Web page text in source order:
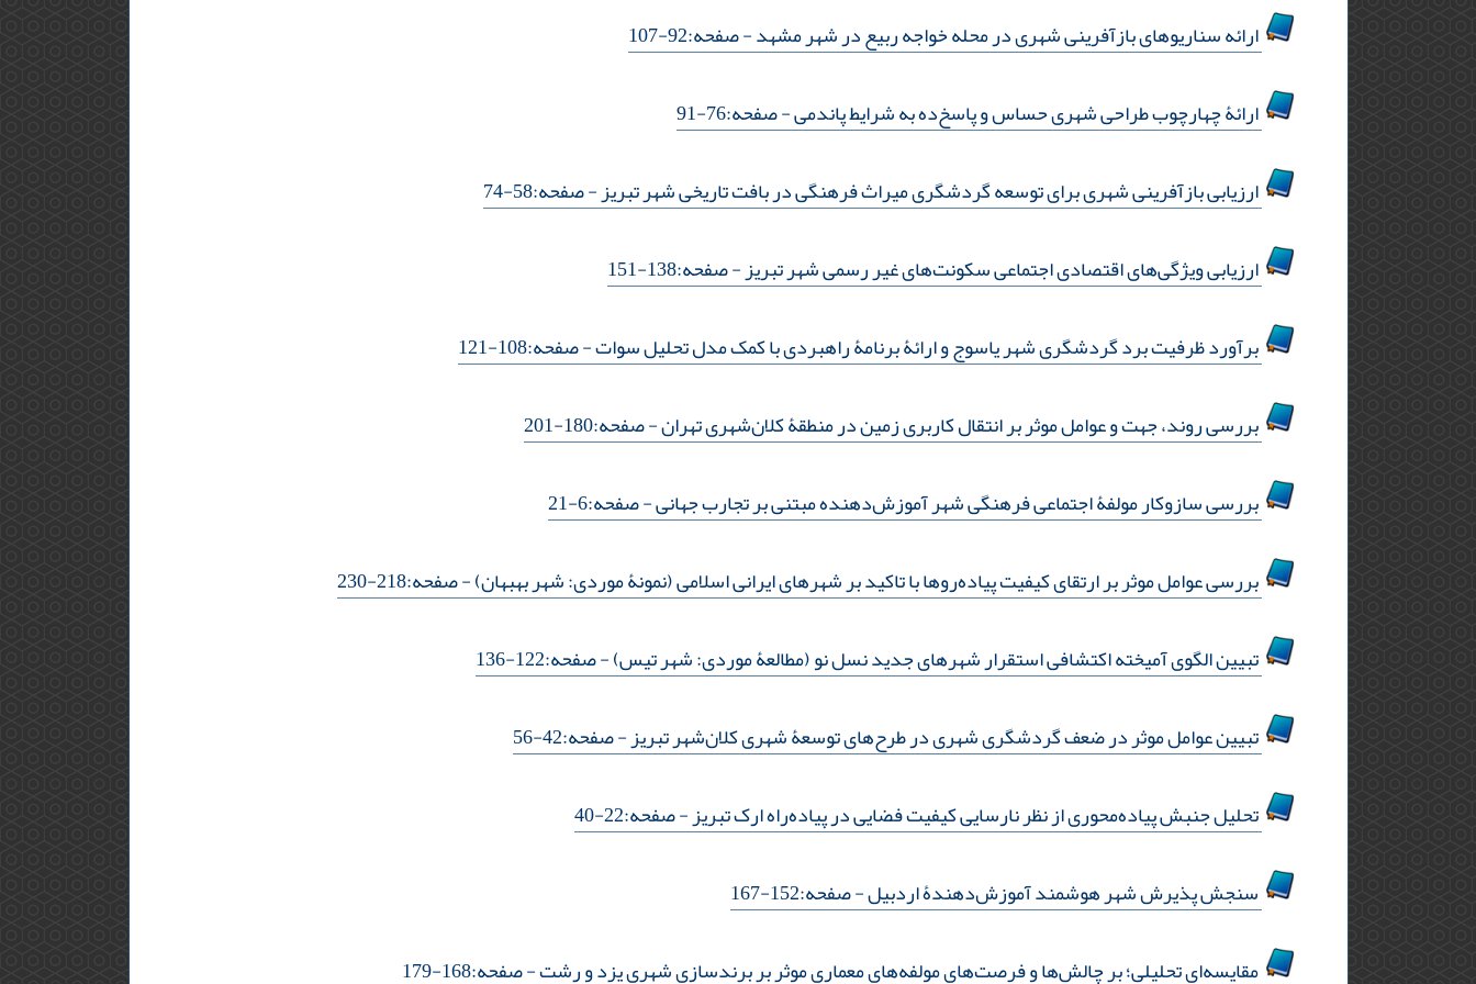
ارائه سناریوهای بازآفرینی شهری در محله خواجه ربیع در شهر مشهد- صفحه:92-107
ارائۀ چهارچوب طراحی شهری حساس و پاسخ‌ده به شرایط پاندمی- صفحه:76-91
ارزیابی بازآفرینی شهری برای توسعه گردشگری میراث فرهنگی در بافت تاریخی شهر تبریز- صفحه:58-74
ارزیابی ویژگی‌های اقتصادی‌ اجتماعی سکونت‌های غیر رسمی شهر تبریز- صفحه:138-151
برآورد ظرفیت برد گردشگری شهر یاسوج و ارائۀ برنامۀ راهبردی با کمک مدل تحلیل سوات- صفحه:108-121
بررسی روند، جهت و عوامل موثر بر انتقال کاربری زمین در منطقۀ کلان‌شهری تهران- صفحه:180-201
بررسی سازوکار مولفۀ اجتماعی‌ فرهنگی شهر آموزش‌دهنده مبتنی بر تجارب جهانی- صفحه:6-21
بررسی عوامل موثر بر ارتقای کیفیت پیاده‌روها با تاکید بر شهرهای ایرانی اسلامی (نمونۀ موردی: شهر بهبهان)- صفحه:218-230
تبیین الگوی آمیخته اکتشافی استقرار شهرهای جدید نسل نو (مطالعۀ موردی: شهر تیس)- صفحه:122-136
تبیین عوامل مو‌ثر در ضعف گردشگری شهری در طرح‌های توسعۀ شهری کلان‌شهر تبریز- صفحه:42-56
تحلیل جنبش پیاده‌محوری از نظر نارسایی کیفیت فضایی در پیاده‌راه ارک تبریز- صفحه:22-40
سنجش پذیرش شهر هوشمند آموزش‌دهندۀ اردبیل- صفحه:152-167
مقایسه‌ای تحلیلی؛ بر چالش‌ها و فرصت‌های مولفه‌های معماری موثر بر برندسازی شهری یزد و رشت- صفحه:168-179